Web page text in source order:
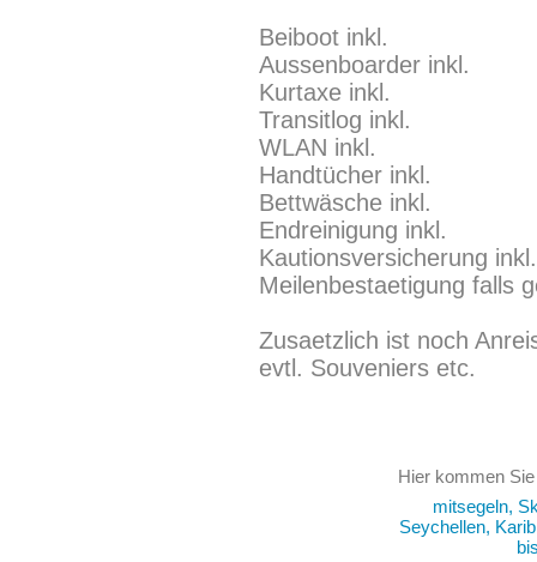
Beiboot inkl.
Aussenboarder inkl.
Kurtaxe inkl.
Transitlog inkl.
WLAN inkl.
Handtücher inkl.
Bettwäsche inkl.
Endreinigung inkl.
Kautionsversicherung inkl.
Meilenbestaetigung falls
Zusaetzlich ist noch
evtl. Souveniers etc.
Hier kommen
mitsegeln,
Seychellen,